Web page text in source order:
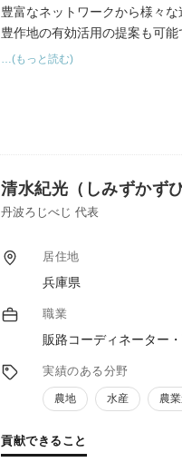
豊富なネットワークから様々
豊作地の有効活用の提案も可
生産者のお悩みを一緒に解決
…(もっと読む)
清水紀光（しみずかずひ
丹波ろじべじ 代表
居住地
兵庫県
職業
販路コーディネーター
実績のある分野
農地 水産 農
貢献できること